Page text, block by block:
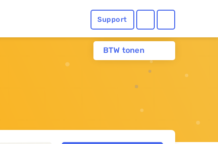
Support
BTW tonen